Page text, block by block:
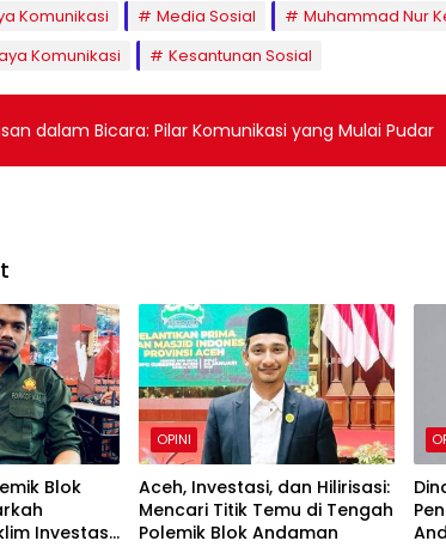
Komunikasi Media Sosial
Muhammad Nur
Komunikasi Kesantunan Sosial
dalam Bicara: Pilar Komunikasi yang Mulai Pudar
Blok
Investasi
OPINI
Aceh, Investasi, dan Hilirisasi:
Mencari Titik Temu di Tengah
Polemik Blok Andaman